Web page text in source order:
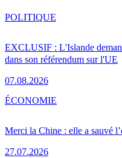
EXCLUSIF : L'Islande
dans son référendum sur l'UE
07.08.2026
POLITIQUE
Merci la Chine : elle a sauvé
27.07.2026
ÉCONOMIE